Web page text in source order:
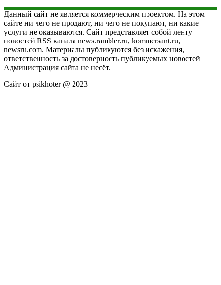
Данный сайт не является коммерческим проектом. На этом
сайте ни чего не продают, ни чего не покупают, ни какие
услуги не оказываются. Сайт представляет собой ленту
новостей RSS канала news.rambler.ru, kommersant.ru,
newsru.com. Материалы публикуются без искажения,
ответственность за достоверность публикуемых новостей
Администрация сайта не несёт.
Сайт от psikhoter @ 2023